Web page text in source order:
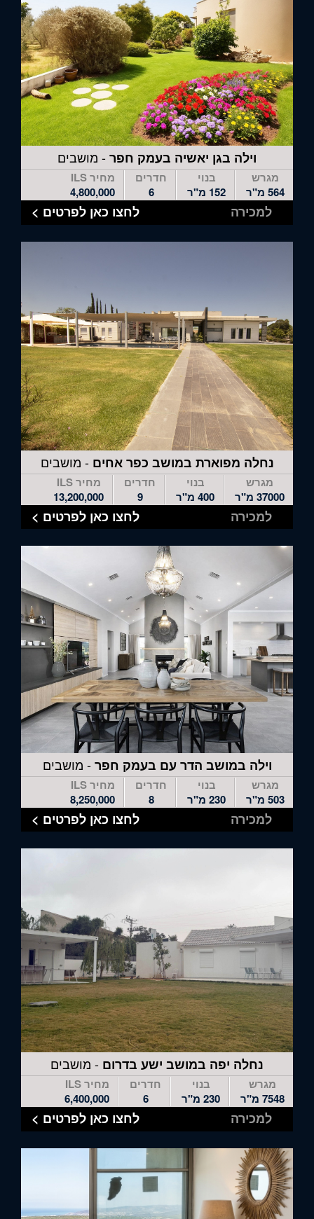
וילה בגן יאשיה בעמק חפר- מושבים
מגרש
564 מ"ר
בנוי
152 מ"ר
חדרים
6
מחיר ILS
4,800,000
למכירה לחצו כאן לפרטים >
נחלה מפוארת במושב כפר אחים- מושבים
מגרש
37000 מ"ר
בנוי
400 מ"ר
חדרים
9
מחיר ILS
13,200,000
למכירה לחצו כאן לפרטים >
וילה במושב הדר עם בעמק חפר- מושבים
מגרש
503 מ"ר
בנוי
230 מ"ר
חדרים
8
מחיר ILS
8,250,000
למכירה לחצו כאן לפרטים >
נחלה יפה במושב ישע בדרום - מושבים
מגרש
7548 מ"ר
בנוי
230 מ"ר
חדרים
6
מחיר ILS
6,400,000
למכירה לחצו כאן לפרטים >